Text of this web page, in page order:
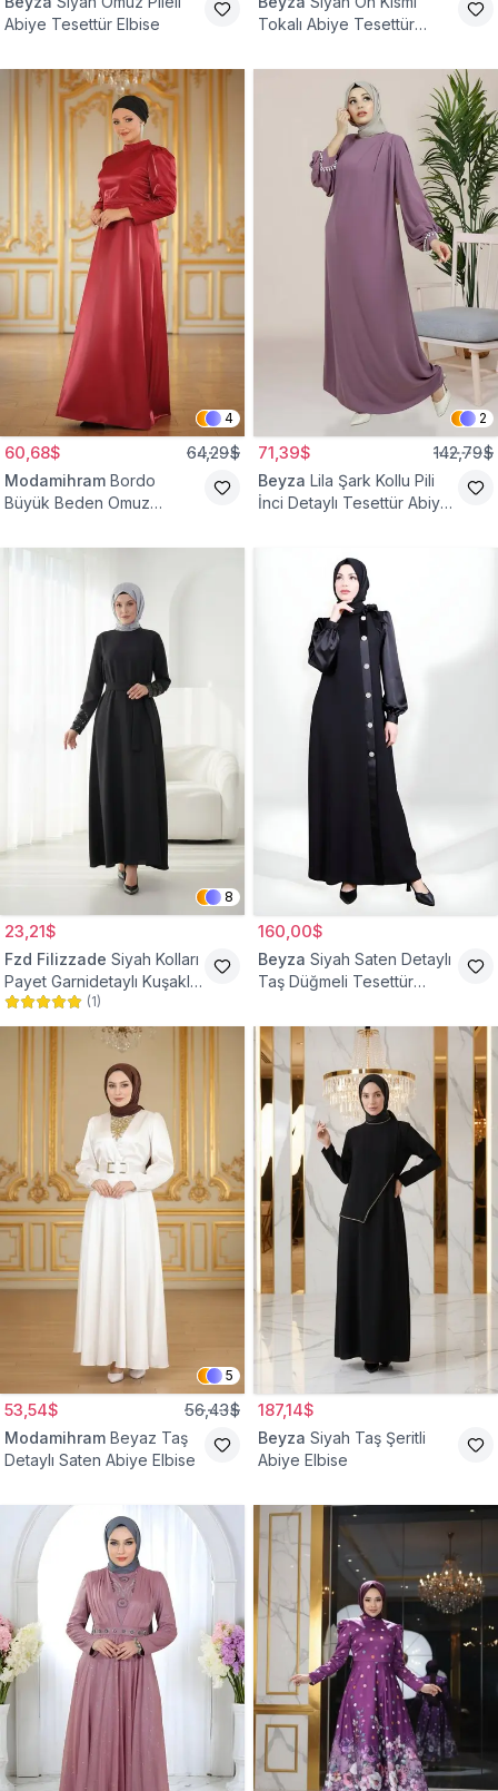
Abiye Tesettür Elbise
Tokalı Abiye Tesettür
4
60,68$ 64,29$
Modamihram Bordo
Büyük Beden Omuz
2
71,39$ 142,79$
Beyza Lila Şark Kollu Pili
İnci Detaylı Tesettür Abiye
8
23,21$
Fzd Filizzade Siyah Kolları
Payet Garnidetaylı Kuşaklı
Abiye Elbise
(1)
160,00$
Beyza Siyah Saten Detaylı
Taş Düğmeli Tesettür
5
53,54$ 56,43$
Modamihram Beyaz Taş
Detaylı Saten Abiye Elbise
187,14$
Beyza Siyah Taş Şeritli
Abiye Elbise